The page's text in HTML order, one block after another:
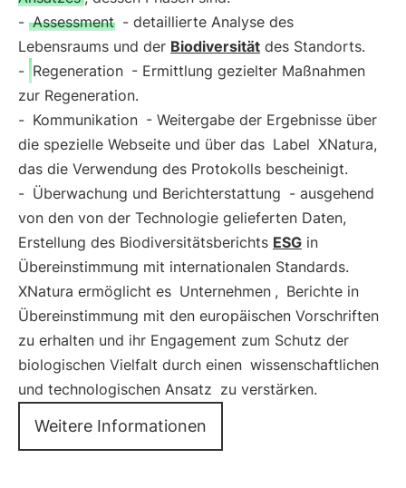
- Assessment - detaillierte Analyse des
Lebensraums und der Biodiversität des Standorts.
- Regeneration - Ermittlung gezielter Maßnahmen
zur Regeneration.
- Kommunikation - Weitergabe der Ergebnisse über
die spezielle Webseite und über das Label XNatura,
das die Verwendung des Protokolls bescheinigt.
- Überwachung und Berichterstattung - ausgehend
von den von der Technologie gelieferten Daten,
Erstellung des Biodiversitätsberichts ESG in
Übereinstimmung mit internationalen Standards.
XNatura ermöglicht es Unternehmen , Berichte in
Übereinstimmung mit den europäischen Vorschriften
zu erhalten und ihr Engagement zum Schutz der
biologischen Vielfalt durch einen wissenschaftlichen
und technologischen Ansatz zu verstärken.
Weitere Informationen